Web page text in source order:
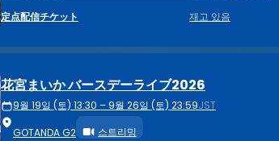
定点配信チケット
재고 있음
花宮まいか バースデーライブ2026
9월 19일 (토) 13:30 – 9월 26일 (토) 23:59JST
GOTANDA G2
스트리밍